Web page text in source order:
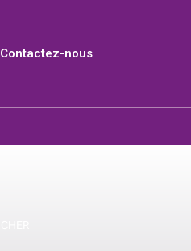
Contactez-nous